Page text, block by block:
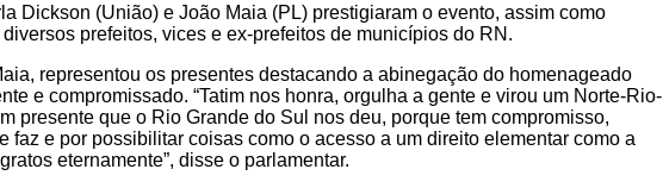
Dickson (União) e João Maia (PL) prestigiaram o evento, assim como
prefeitos, vices e ex-prefeitos de municípios do RN.
representou os presentes destacando a abinegação do homenageado
e compromissado. “Tatim nos honra, orgulha a gente e virou um Norte-Rio-
presente que o Rio Grande do Sul nos deu, porque tem compromisso,
faz e por possibilitar coisas como o acesso a um direito elementar como a
eternamente”, disse o parlamentar.